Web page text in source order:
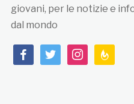
giovani, per le notizie e
dal mondo
facebooktwitterinstagram